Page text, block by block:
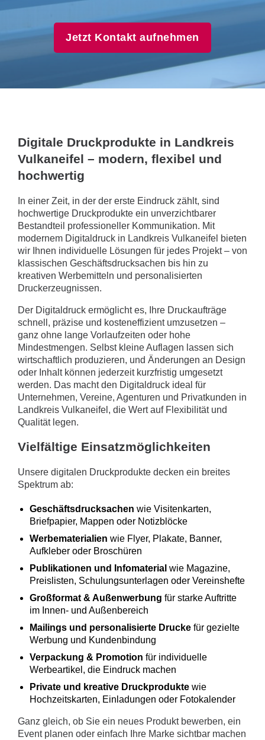
Jetzt Kontakt aufnehmen
Digitale Druckprodukte in Landkreis
Vulkaneifel – modern, flexibel und
hochwertig
In einer Zeit, in der der erste Eindruck zählt, sind
hochwertige Druckprodukte ein unverzichtbarer
Bestandteil professioneller Kommunikation. Mit
modernem Digitaldruck in Landkreis Vulkaneifel bieten
wir Ihnen individuelle Lösungen für jedes Projekt – von
klassischen Geschäftsdrucksachen bis hin zu
kreativen Werbemitteln und personalisierten
Druckerzeugnissen.
Der Digitaldruck ermöglicht es, Ihre Druckaufträge
schnell, präzise und kosteneffizient umzusetzen –
ganz ohne lange Vorlaufzeiten oder hohe
Mindestmengen. Selbst kleine Auflagen lassen sich
wirtschaftlich produzieren, und Änderungen an Design
oder Inhalt können jederzeit kurzfristig umgesetzt
werden. Das macht den Digitaldruck ideal für
Unternehmen, Vereine, Agenturen und Privatkunden in
Landkreis Vulkaneifel, die Wert auf Flexibilität und
Qualität legen.
Vielfältige Einsatzmöglichkeiten
Unsere digitalen Druckprodukte decken ein breites
Spektrum ab:
Geschäftsdrucksachen wie Visitenkarten,
Briefpapier, Mappen oder Notizblöcke
Werbematerialien wie Flyer, Plakate, Banner,
Aufkleber oder Broschüren
Publikationen und Infomaterial wie Magazine,
Preislisten, Schulungsunterlagen oder Vereinshefte
Großformat & Außenwerbung für starke Auftritte
im Innen- und Außenbereich
Mailings und personalisierte Drucke für gezielte
Werbung und Kundenbindung
Verpackung & Promotion für individuelle
Werbeartikel, die Eindruck machen
Private und kreative Druckprodukte wie
Hochzeitskarten, Einladungen oder Fotokalender
Ganz gleich, ob Sie ein neues Produkt bewerben, ein
Event planen oder einfach Ihre Marke sichtbar machen